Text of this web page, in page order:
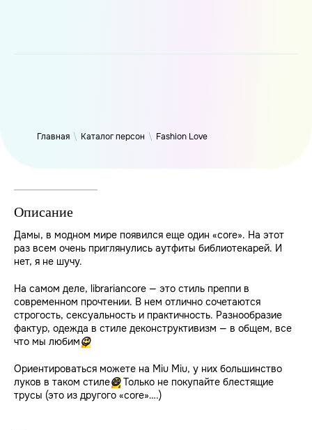
Главная \ Каталог персон \ Fashion Love
Описание
Дамы, в модном мире появился еще один «core». На этот
раз всем очень приглянулись аутфиты библиотекарей. И
нет, я не шучу.
На самом деле, librariancore — это стиль преппи в
современном прочтении. В нем отлично сочетаются
строгость, сексуальность и практичность. Разнообразие
фактур, одежда в стиле деконструктивизм — в общем, все
что мы любим 😉
Ориентироваться можете на Miu Miu, у них большинство
луков в таком стиле😄Только не покупайте блестящие
трусы (это из другого «core»….)